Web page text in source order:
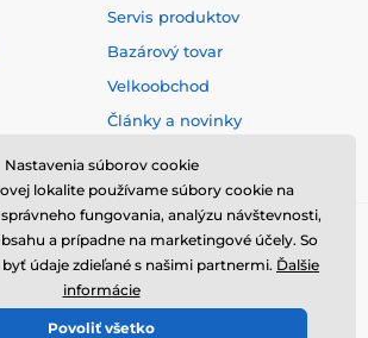
Servis produktov
Bazárový tovar
Velkoobchod
Články a novinky
obojky.sk ⦁ E-shop vytvorila
Nastavenia súborov cookie
lokalite používame súbory cookie na
fungovania, analýzu návštevnosti,
a prípadne na marketingové účely. So
údaje zdieľané s našimi partnermi. Ďalšie
informácie
Povoliť všetko